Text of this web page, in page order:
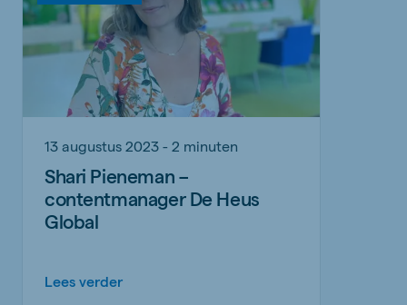
13 augustus 2023 - 2 minuten
Shari Pieneman –
contentmanager De Heus
Global
Lees verder